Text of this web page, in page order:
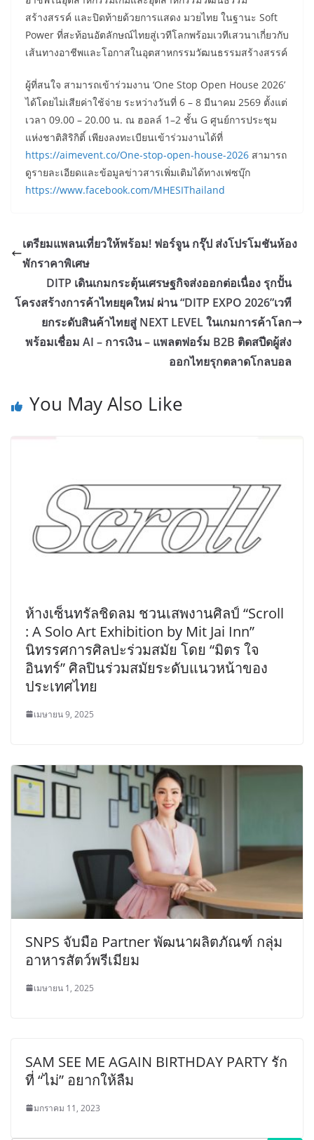
สร้างสรรค์ และปิดท้ายด้วยการแสดง มวยไทย ในฐานะ Soft
Power ที่สะท้อนอัตลักษณ์ไทยสู่เวทีโลกพร้อมเวทีเสวนาเกี่ยวกับ
เส้นทางอาชีพและโอกาสในอุตสาหกรรมวัฒนธรรมสร้างสรรค์
ผู้ที่สนใจ สามารถเข้าร่วมงาน ‘One Stop Open House 2026’
ได้โดยไม่เสียค่าใช้จ่าย ระหว่างวันที่ 6 – 8 มีนาคม 2569 ตั้งแต่
เวลา 09.00 – 20.00 น. ณ ฮอลล์ 1–2 ชั้น G ศูนย์การประชุม
แห่งชาติสิริกิติ์ เพียงลงทะเบียนเข้าร่วมงานได้ที่
https://aimevent.co/One-stop-open-house-2026 สามารถ
ดูรายละเอียดและข้อมูลข่าวสารเพิ่มเติมได้ทางเฟซบุ๊ก
https://www.facebook.com/MHESIThailand
เตรียมแพลนเที่ยวให้พร้อม! ฟอร์จูน กรุ๊ป ส่งโปรโมชันห้อง
พักราคาพิเศษ
DITP เดินเกมกระตุ้นเศรษฐกิจส่งออกต่อเนื่อง รุกปั้น
โครงสร้างการค้าไทยยุคใหม่ ผ่าน “DITP EXPO 2026”เวที
ยกระดับสินค้าไทยสู่ NEXT LEVEL ในเกมการค้าโลก
พร้อมเชื่อม AI – การเงิน – แพลตฟอร์ม B2B ติดสปีดผู้ส่ง
ออกไทยรุกตลาดโกลบอล
You May Also Like
ห้างเซ็นทรัลชิดลม ชวนเสพงานศิลป์ “Scroll
: A Solo Art Exhibition by Mit Jai Inn”
นิทรรศการศิลปะร่วมสมัย โดย “มิตร ใจ
อินทร์” ศิลปินร่วมสมัยระดับแนวหน้าของ
ประเทศไทย
เมษายน 9, 2025
SNPS จับมือ Partner พัฒนาผลิตภัณฑ์ กลุ่ม
อาหารสัตว์พรีเมียม
เมษายน 1, 2025
SAM SEE ME AGAIN BIRTHDAY PARTY รัก
ที่ “ไม่” อยากให้ลืม
มกราคม 11, 2023